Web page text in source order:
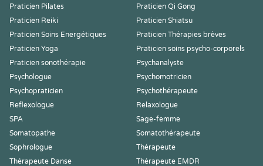
Praticien Pilates
Praticien Qi Gong
Praticien Reiki
Praticien Shiatsu
Praticien Soins Energétiques
Praticien Thérapies brèves
Praticien Yoga
Praticien soins psycho-corporels
Praticien sonothérapie
Psychanalyste
Psychologue
Psychomotricien
Psychopraticien
Psychothérapeute
Reflexologue
Relaxologue
SPA
Sage-femme
Somatopathe
Somatothérapeute
Sophrologue
Thérapeute
Thérapeute Danse
Thérapeute EMDR